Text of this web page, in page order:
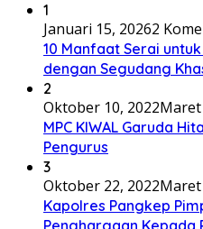
1
Januari 15, 20262
10 Manfaat Serai
dengan Segudang
2
Oktober 10, 2022Maret
MPC KIWAL Garuda
Pengurus
3
Oktober 22, 2022Maret
Kapolres Pangkep